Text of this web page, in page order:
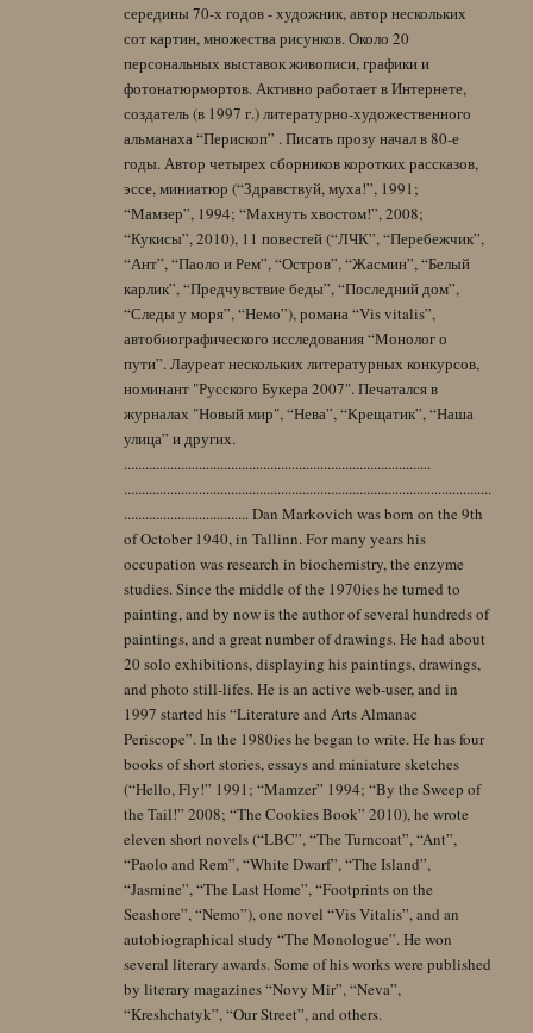
середины 70-х годов - художник, автор нескольких
сот картин, множества рисунков. Около 20
персональных выставок живописи, графики и
фотонатюрмортов. Активно работает в Интернете,
создатель (в 1997 г.) литературно-художественного
альманаха “Перископ” . Писать прозу начал в 80-е
годы. Автор четырех сборников коротких рассказов,
эссе, миниатюр (“Здравствуй, муха!”, 1991;
“Мамзер”, 1994; “Махнуть хвостом!”, 2008;
“Кукисы”, 2010), 11 повестей (“ЛЧК”, “Перебежчик”,
“Ант”, “Паоло и Рем”, “Остров”, “Жасмин”, “Белый
карлик”, “Предчувствие беды”, “Последний дом”,
“Следы у моря”, “Немо”), романа “Vis vitalis”,
автобиографического исследования “Монолог о
пути”. Лауреат нескольких литературных конкурсов,
номинант "Русского Букера 2007". Печатался в
журналах "Новый мир", “Нева”, “Крещатик”, “Наша
улица” и других.
......................................................................................
.......................................................................................................
................................... Dan Markovich was born on the 9th
of October 1940, in Tallinn. For many years his
occupation was research in biochemistry, the enzyme
studies. Since the middle of the 1970ies he turned to
painting, and by now is the author of several hundreds of
paintings, and a great number of drawings. He had about
20 solo exhibitions, displaying his paintings, drawings,
and photo still-lifes. He is an active web-user, and in
1997 started his “Literature and Arts Almanac
Periscope”. In the 1980ies he began to write. He has four
books of short stories, essays and miniature sketches
(“Hello, Fly!” 1991; “Mamzer” 1994; “By the Sweep of
the Tail!” 2008; “The Cookies Book” 2010), he wrote
eleven short novels (“LBC”, “The Turncoat”, “Ant”,
“Paolo and Rem”, “White Dwarf”, “The Island”,
“Jasmine”, “The Last Home”, “Footprints on the
Seashore”, “Nemo”), one novel “Vis Vitalis”, and an
autobiographical study “The Monologue”. He won
several literary awards. Some of his works were published
by literary magazines “Novy Mir”, “Neva”,
“Kreshchatyk”, “Our Street”, and others.